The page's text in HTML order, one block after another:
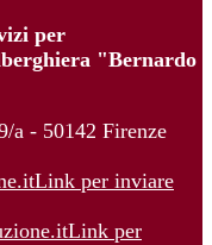
per
"Bernardo
a - 50142 Firenze
Link per inviare
Link per